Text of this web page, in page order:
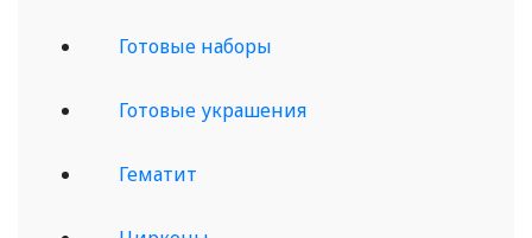
Готовые наборы
Готовые украшения
Гематит